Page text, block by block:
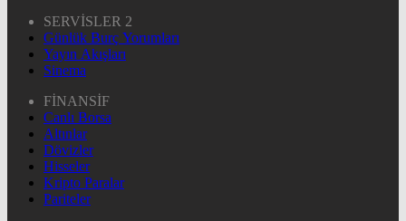
SERVİSLER 2
Günlük Burç Yorumları
Yayın Akışları
Sinema
FİNANSİF
Canlı Borsa
Altınlar
Dövizler
Hisseler
Kripto Paralar
Pariteler